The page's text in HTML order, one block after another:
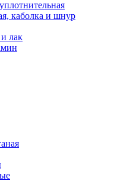
каболка и шнур
лак